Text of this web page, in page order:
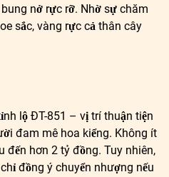
nở rực rỡ. Nhờ sự chăm
sắc, vàng rực cả thân cây
lộ ĐT-851 – vị trí thuận tiện
đam mê hoa kiểng. Không ít
đến hơn 2 tỷ đồng. Tuy nhiên,
đồng ý chuyển nhượng nếu